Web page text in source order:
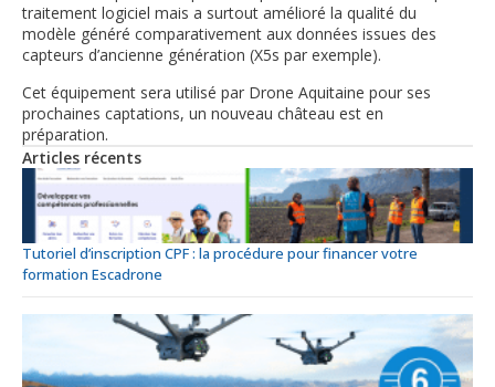
traitement logiciel mais a surtout amélioré la qualité du
modèle généré comparativement aux données issues des
capteurs d’ancienne génération (X5s par exemple).
Cet équipement sera utilisé par Drone Aquitaine pour ses
prochaines captations, un nouveau château est en
préparation.
Articles récents
Tutoriel d’inscription CPF : la procédure pour financer votre
formation Escadrone